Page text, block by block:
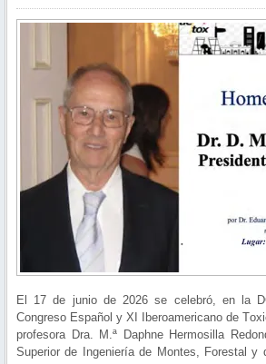
El 17 de junio de 2026 se celebró, en la
Congreso Español y XI Iberoamericano de
profesora Dra. M.ª Daphne Hermosilla
Superior de Ingeniería de Montes, Forestal y